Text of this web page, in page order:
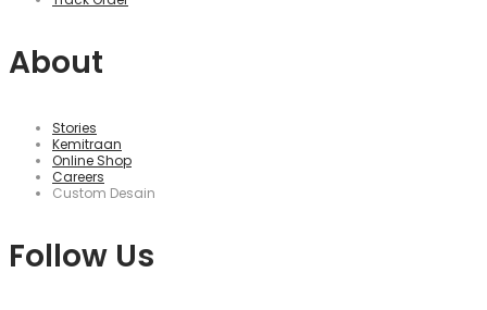
About
Stories
Kemitraan
Online Shop
Careers
Custom Desain
Follow Us